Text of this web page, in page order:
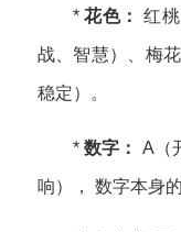
*花色： 红
战、智慧）、梅
稳定）。
* 数字： A（
响）， 数字本身